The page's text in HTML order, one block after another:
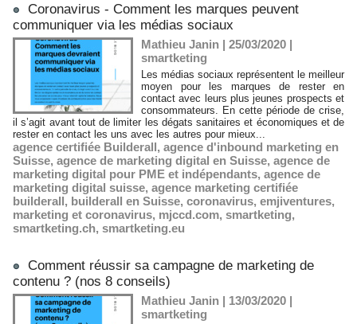
Coronavirus - Comment les marques peuvent
communiquer via les médias sociaux
Mathieu Janin | 25/03/2020 |
smartketing
Les médias sociaux représentent le meilleur
moyen pour les marques de rester en
contact avec leurs plus jeunes prospects et
consommateurs. En cette période de crise,
il s’agit avant tout de limiter les dégats sanitaires et économiques et de
rester en contact les uns avec les autres pour mieux...
agence certifiée Builderall, agence d'inbound marketing en
Suisse, agence de marketing digital en Suisse, agence de
marketing digital pour PME et indépendants, agence de
marketing digital suisse, agence marketing certifiée
builderall, builderall en Suisse, coronavirus, emjiventures,
marketing et coronavirus, mjccd.com, smartketing,
smartketing.ch, smartketing.eu
Comment réussir sa campagne de marketing de
contenu ? (nos 8 conseils)
Mathieu Janin | 13/03/2020 |
smartketing